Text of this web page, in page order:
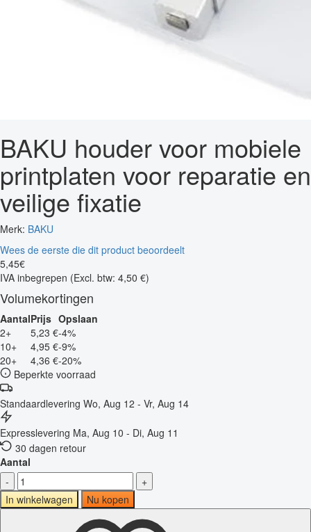
BAKU houder voor mobiele
printplaten voor reparatie en
veilige fixatie
Merk: BAKU
Wees de eerste die dit product beoordeelt
5,45€
IVA inbegrepen (Excl. btw: 4,50 €)
Volumekortingen
AantalPrijs Opslaan
2+
5,23 €-4%
10+
4,95 €-9%
20+
4,36 €-20%
Beperkte voorraad
Standaardlevering Wo, Aug 12 - Vr, Aug 14
Expresslevering Ma, Aug 10 - Di, Aug 11
30 dagen retour
Aantal
-
+
In winkelwagen
Nu kopen